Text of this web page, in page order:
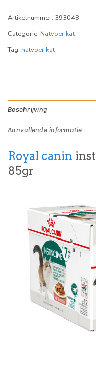
Artikelnummer: 393048
Categorie: Natvoer kat
Tag: natvoer kat
Beschrijving
Aanvullende informatie
Royal canin
85gr